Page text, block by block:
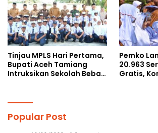
Tinjau MPLS Hari Pertama,
Bupati Aceh Tamiang
Intruksikan Sekolah Bebas
Pemko
20.963
Gratis,
Popular Post